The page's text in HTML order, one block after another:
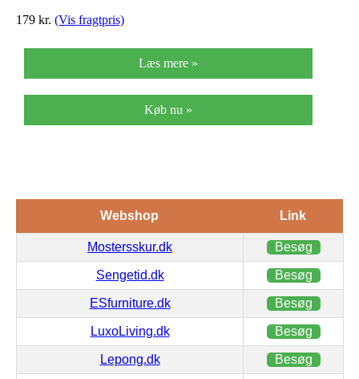
179 kr. (Vis fragtpris)
Læs mere »
Køb nu »
Webshop Link
Mostersskur.dk Besøg
Sengetid.dk Besøg
ESfurniture.dk Besøg
LuxoLiving.dk Besøg
Lepong.dk Besøg